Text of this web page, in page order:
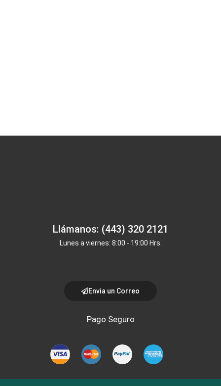
Llámanos: (443) 320 2121
Lunes a viernes: 8:00 - 19:00 Hrs.
Envia un Correo
Pago Seguro